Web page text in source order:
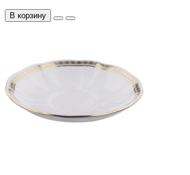
В корзину